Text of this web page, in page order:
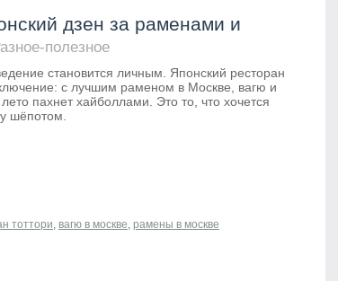
дзен за раменами и
полезное
становится личным. Японский ресторан
с лучшим раменом в Москве, вагю и
пахнет хайболлами. Это то, что хочется
шёпотом.
тоттори, вагю в москве, рамены в москве